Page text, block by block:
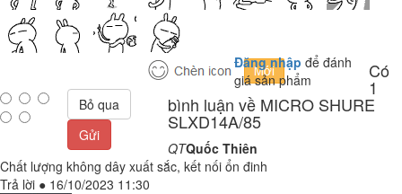
Đăng nhập để đánh
giá sản phẩm
Bỏ qua
Gửi
Có
1
bình luận về MICRO SHURE
SLXD14A/85
QTQuốc Thiên
Chất lượng không dây xuất sắc, kết nối ổn đinh
Trả lời ● 16/10/2023 11:30